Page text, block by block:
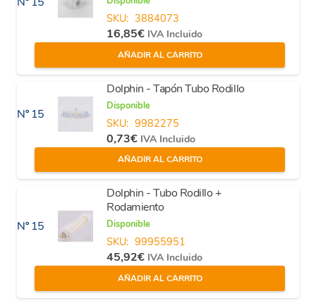
SKU: 3884073
16,85€ IVA Incluido
AÑADIR AL CARRITO
Nº 15
Dolphin - Tapón Tubo Rodillo
Disponible
SKU: 9982275
0,73€ IVA Incluido
AÑADIR AL CARRITO
Nº 15
Dolphin - Tubo Rodillo +
Rodamiento
Disponible
SKU: 99955951
45,92€ IVA Incluido
AÑADIR AL CARRITO